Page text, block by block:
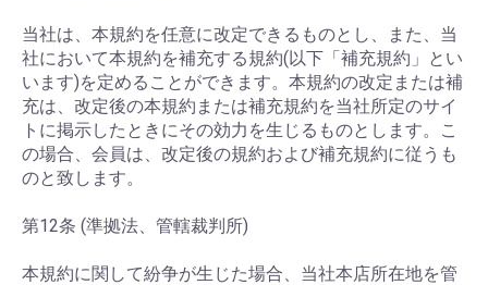
当社は、本規約を任意に改定できるものとし、また、当
社において本規約を補充する規約(以下「補充規約」とい
います)を定めることができます。本規約の改定または補
充は、改定後の本規約または補充規約を当社所定のサイ
トに掲示したときにその効力を生じるものとします。こ
の場合、会員は、改定後の規約および補充規約に従うも
のと致します。
第12条 (準拠法、管轄裁判所)
本規約に関して紛争が生じた場合、当社本店所在地を管